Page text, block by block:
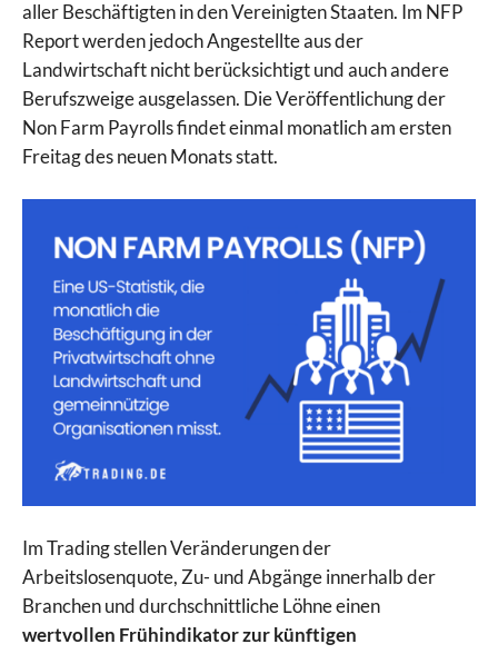
aller Beschäftigten in den Vereinigten Staaten. Im NFP
Report werden jedoch Angestellte aus der
Landwirtschaft nicht berücksichtigt und auch andere
Berufszweige ausgelassen. Die Veröffentlichung der
Non Farm Payrolls findet einmal monatlich am ersten
Freitag des neuen Monats statt.
Im Trading stellen Veränderungen der
Arbeitslosenquote, Zu- und Abgänge innerhalb der
Branchen und durchschnittliche Löhne einen
wertvollen Frühindikator zur künftigen